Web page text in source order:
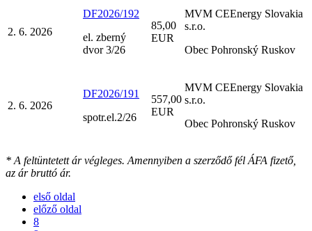
2. 6. 2026
DF2026/192
el. zberný
dvor 3/26
85,00
EUR
MVM CEEnergy Slovakia
s.r.o.
Obec Pohronský Ruskov
2. 6. 2026
DF2026/191
spotr.el.2/26
557,00
EUR
MVM CEEnergy Slovakia
s.r.o.
Obec Pohronský Ruskov
* A feltüntetett ár végleges. Amennyiben a szerződő fél ÁFA fizető,
az ár bruttó ár.
első oldal
előző oldal
8